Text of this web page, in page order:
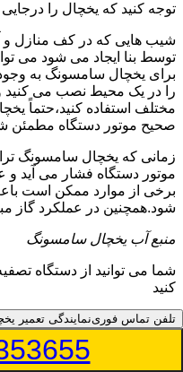
توجه کنید که یخچال را
شیب هایی که در کف منازل و
توسط بنا ایجاد می شود می
برای یخچال سامسونگ به
را در یک محیط نصب می کنید
مختلف استفاده کنید،حتماً
صحیح موتور دستگاه مطمئن
زمانی که یخچال سامسونگ
موتور دستگاه فشار می آید و
برخی از موارد ممکن است
شود.همچنین در عملکرد گاز
منبع آب یخچال سامسونگ
شما می توانید از دستگاه
کنید
در دفترچه راهنمای یخچال
آن و راهنمایی لازم در
شده است.برخی از مدل های
تلفن تماس فورینمایندگی تعمیر